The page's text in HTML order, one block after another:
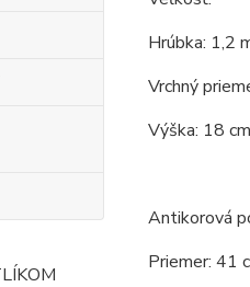
Hrúbka: 1,2
Vrchný
Výška: 18
Antikorová
Priemer: 41